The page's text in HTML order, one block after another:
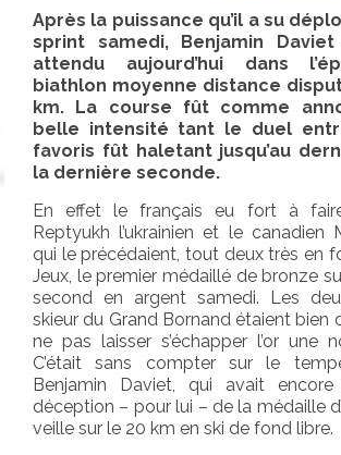
GALERIES PHOTOS
SALLE DE PRESSE
Après la puissance qu’il a su
sprint samedi, Benjamin
attendu aujourd’hui dans
biathlon moyenne distance
km. La course fût comme
belle intensité tant le duel
favoris fût haletant jusqu’au
la dernière seconde.
En effet le français eu fort à
Reptyukh l’ukrainien et le canadien
qui le précédaient, tout deux très en
Jeux, le premier médaillé de bronze
second en argent samedi. Les
skieur du Grand Bornand étaient bien
ne pas laisser s’échapper l’or une
C’était sans compter sur le
Benjamin Daviet, qui avait
déception – pour lui – de la médaille
veille sur le 20 km en ski de fond libre.